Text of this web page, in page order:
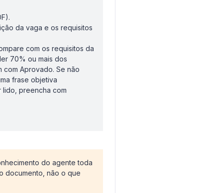
da vaga e os requisitos
com os requisitos da
70% ou mais dos
com Aprovado. Se não
frase objetiva
preencha com
do agente toda
documento, não o que